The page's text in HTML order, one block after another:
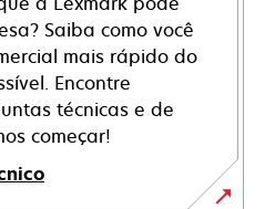
Saiba como você
mais rápido do
Encontre
técnicas e de
começar!